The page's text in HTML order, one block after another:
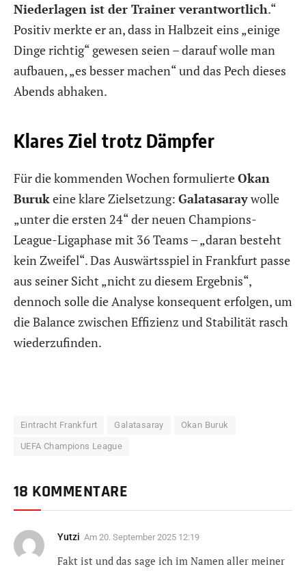
Niederlagen ist der Trainer verantwortlich.“
Positiv merkte er an, dass in Halbzeit eins „einige
Dinge richtig“ gewesen seien – darauf wolle man
aufbauen, „es besser machen“ und das Pech dieses
Abends abhaken.
Klares Ziel trotz Dämpfer
Für die kommenden Wochen formulierteOkan
Buruk eine klare Zielsetzung: Galatasaraywolle
„unter die ersten 24“ der neuen Champions-
League-Ligaphase mit 36 Teams – „daran besteht
kein Zweifel“. Das Auswärtsspiel in Frankfurt passe
aus seiner Sicht „nicht zu diesem Ergebnis“,
dennoch solle die Analyse konsequent erfolgen, um
die Balance zwischen Effizienz und Stabilität rasch
wiederzufinden.
Eintracht Frankfurt Galatasaray Okan Buruk
UEFA Champions League
18 KOMMENTARE
Yutzi Am 20. September 2025 12:19
Fakt ist und das sage ich im Namen aller meiner